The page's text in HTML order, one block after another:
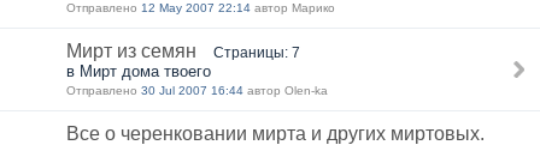
Отправлено 12 May 2007 22:14 автор Марико
Мирт из семян Страницы: 7
в Мирт дома твоего
Отправлено 30 Jul 2007 16:44 автор Olen-ka
Все о черенковании мирта и других миртовых.